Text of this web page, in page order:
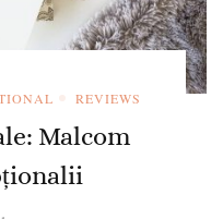
REVIEWS
Malcom